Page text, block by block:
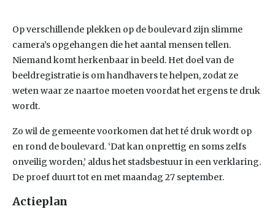
Op verschillende plekken op de boulevard zijn slimme
camera’s opgehangen die het aantal mensen tellen.
Niemand komt herkenbaar in beeld. Het doel van de
beeldregistratie is om handhavers te helpen, zodat ze
weten waar ze naartoe moeten voordat het ergens te druk
wordt.
Zo wil de gemeente voorkomen dat het té druk wordt op
en rond de boulevard. ‘Dat kan onprettig en soms zelfs
onveilig worden,’ aldus het stadsbestuur in een verklaring.
De proef duurt tot en met maandag 27 september.
Actieplan